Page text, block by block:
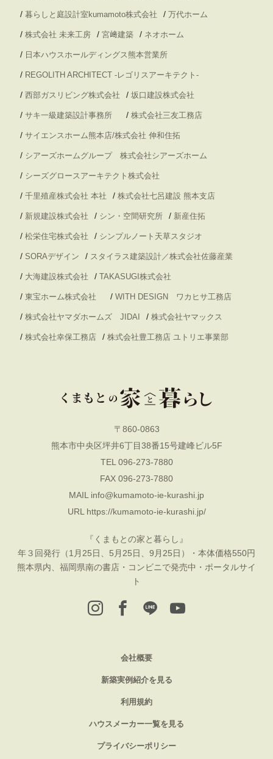
/ 暮らしと庭設計室kumamoto株式会社 / 万代ホーム
/ 株式会社 未来工房 / 宮﨑建築 / ネオホーム
/ 日本ハウスホールディングス熊本営業所
/ REGOLITH ARCHITECT -レゴリスアーキテクト-
/ 西部ガスリビング株式会社 / 坂口建設株式会社
/ サキ一級建築設計事務所 / 株式会社三友工務店
/ サイエンスホーム熊本店/株式会社 伸和住拓
/ シアーズホームグループ 株式会社シアーズホーム
/ シーズグロースアーキテクト株式会社
/ 千里殖産株式会社 本社 / 株式会社七呂建設 熊本支店
/ 新規建設株式会社 / シン・空間研究所 / 新産住拓
/ 松栄住宅株式会社 / シンプルノート天草スタジオ
/ SORAデザイン / スタイラス建築設計／株式会社佐藤産業
/ 大海建設株式会社 / TAKASUGI株式会社
/ 東宝ホーム株式会社 / WITH DESIGN ワカヒサ工務店
/ 株式会社ヤマダホームズ JIDAI / 株式会社ヤマックス
/ 株式会社幸保工務店 / 株式会社豊工務店 ユトリエ事業部
〒860-0863
熊本市中央区坪井6丁目38番15号建峰ビル5F
TEL 096-273-7880
FAX 096-273-7880
MAIL info@kumamoto-ie-kurashi.jp
URL https://kumamoto-ie-kurashi.jp/
『くまもとの家と暮らし』
年３回発行（1月25日、5月25日、9月25日）・本体価格550円
熊本県内、福岡県南の書店・コンビニで発売中・ポータルサイ
ト
会社概要
新築実例紹介を見る
利用規約
ハウスメーカー一覧を見る
プライバシーポリシー